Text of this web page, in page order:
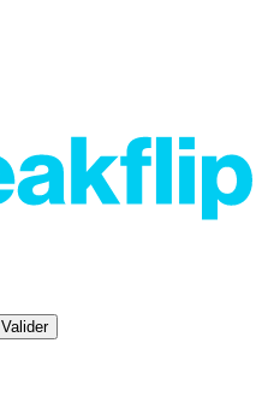
Valider